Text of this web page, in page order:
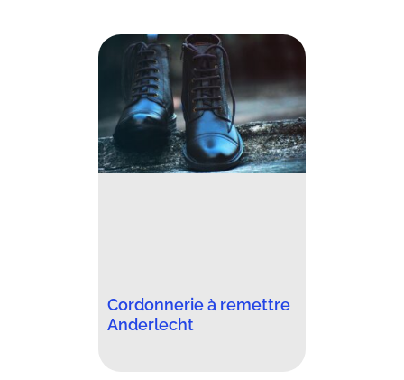
Cordonnerie à remettre
Anderlecht